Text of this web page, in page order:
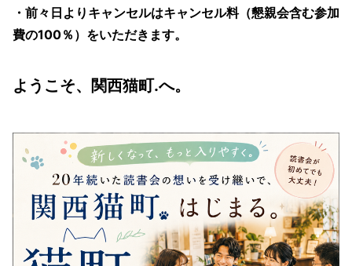
・前々日よりキャンセルはキャンセル料（懇親会含む参加
費の100％）をいただきます。
ようこそ、関西猫町.へ。